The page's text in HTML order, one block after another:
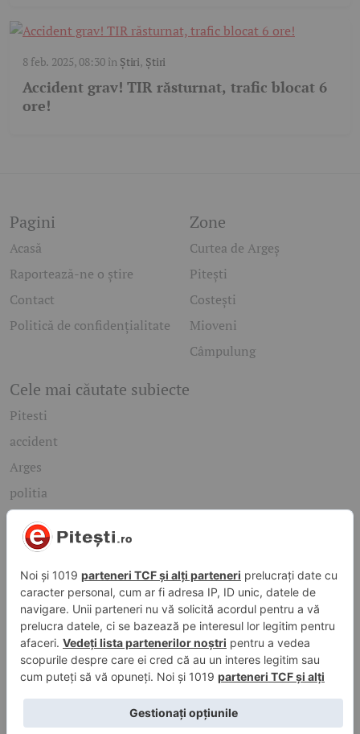
8 feb. 2025, 08:30în Știri, Știri
Accident grav! TIR răsturnat, trafic blocat 6
ore!
Pagini
Acasă
Raportează-ne o știre
Contact
Politică de confidențialitate
Zone
Curtea de Argeș
Pitești
Costești
Mioveni
Câmpulung
Cele mai căutate subiecte
Pitesti
accident
Arges
politia
mioveni
Caută rapid știrile care te interesează
Găsește cele mai recente știri, evenimente și subiecte de
interes din orașul tău. Introdu un cuvânt-cheie și descoperă
informațiile de care ai nevoie!
Caută